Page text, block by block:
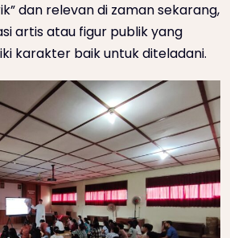
dan relevan di zaman sekarang,
artis atau figur publik yang
karakter baik untuk diteladani.